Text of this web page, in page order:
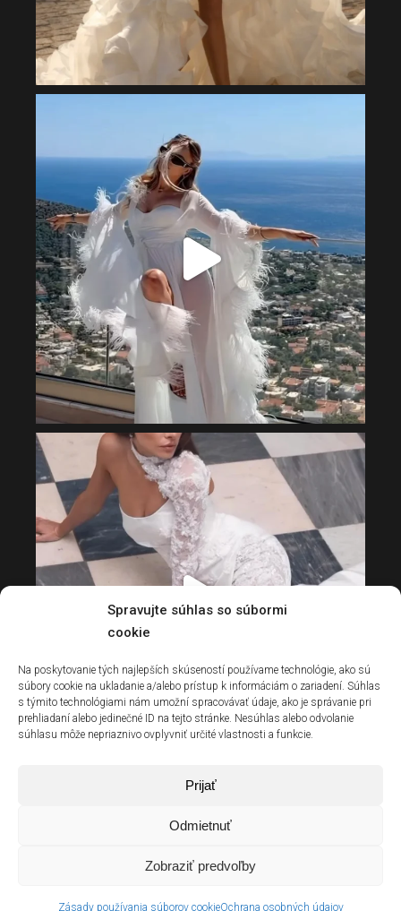
Spravujte súhlas so súbormi
cookie
Na poskytovanie tých najlepších skúseností používame technológie, ako sú
súbory cookie na ukladanie a/alebo prístup k informáciám o zariadení. Súhlas
s týmito technológiami nám umožní spracovávať údaje, ako je správanie pri
prehliadaní alebo jedinečné ID na tejto stránke. Nesúhlas alebo odvolanie
súhlasu môže nepriaznivo ovplyvniť určité vlastnosti a funkcie.
Prijať
Odmietnuť
Zobraziť predvoľby
Zásady používania súborov cookieOchrana osobných údajov